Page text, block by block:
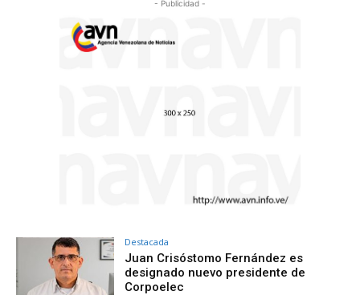
- Publicidad -
Destacada
Juan Crisóstomo Fernández es
designado nuevo presidente de
Corpoelec